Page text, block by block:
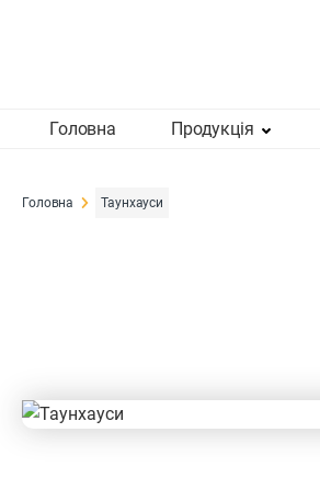
Головна Продукція
Головна Таунхауси